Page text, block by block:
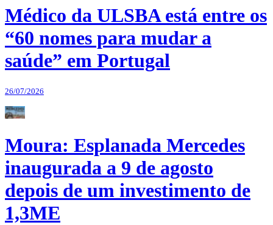
Médico da ULSBA está entre os
“60 nomes para mudar a
saúde” em Portugal
26/07/2026
Moura: Esplanada Mercedes
inaugurada a 9 de agosto
depois de um investimento de
1,3ME